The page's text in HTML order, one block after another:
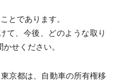
とであります。
、今後、どのような取り
せください。
京都は、自動車の所有権移